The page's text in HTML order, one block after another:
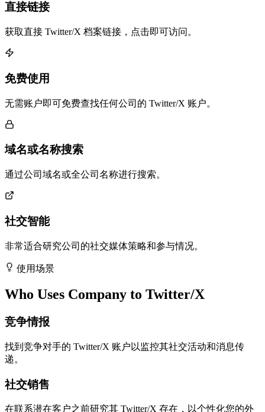
直接链接
获取直接 Twitter/X 档案链接，点击即可访问。
免费使用
无需账户即可免费查找任何公司的 Twitter/X 账户。
域名或名称搜索
通过公司域名或全公司名称进行搜索。
社交智能
非常适合研究公司的社交媒体策略和参与情况。
使用场景
Who Uses Company to Twitter/X
竞争情报
找到竞争对手的 Twitter/X 账户以监控其社交活动和消息传
递。
社交销售
在联系潜在客户之前研究其 Twitter/X 存在，以个性化您的外